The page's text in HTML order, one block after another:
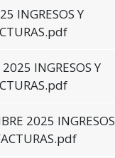
INGRESOS Y
INGRESOS Y
2025 INGRESOS